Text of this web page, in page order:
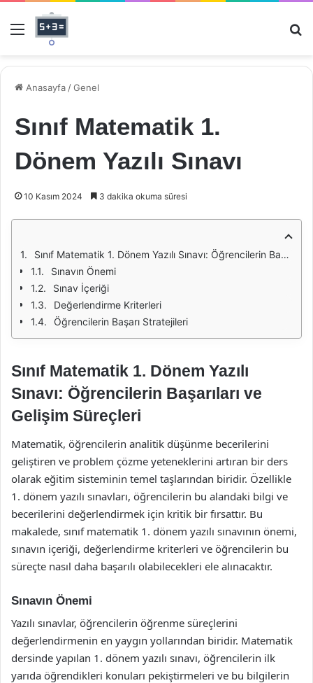
Menü
Anasayfa /Genel
Sınıf Matematik 1.
Dönem Yazılı Sınavı
10 Kasım 2024 3 dakika okuma süresi
Sınıf Matematik 1. Dönem Yazılı Sınavı: Öğrencilerin Başarıları ve Gelişim Süreçleri
Sınavın Önemi
Sınav İçeriği
Değerlendirme Kriterleri
Öğrencilerin Başarı Stratejileri
Sınıf Matematik 1. Dönem Yazılı
Sınavı: Öğrencilerin Başarıları ve
Gelişim Süreçleri
Matematik, öğrencilerin analitik düşünme becerilerini
geliştiren ve problem çözme yeteneklerini artıran bir ders
olarak eğitim sisteminin temel taşlarından biridir. Özellikle
1. dönem yazılı sınavları, öğrencilerin bu alandaki bilgi ve
becerilerini değerlendirmek için kritik bir fırsattır. Bu
makalede, sınıf matematik 1. dönem yazılı sınavının önemi,
sınavın içeriği, değerlendirme kriterleri ve öğrencilerin bu
süreçte nasıl daha başarılı olabilecekleri ele alınacaktır.
Sınavın Önemi
Yazılı sınavlar, öğrencilerin öğrenme süreçlerini
değerlendirmenin en yaygın yollarından biridir. Matematik
dersinde yapılan 1. dönem yazılı sınavı, öğrencilerin ilk
yarıda öğrendikleri konuları pekiştirmeleri ve bu bilgilerin